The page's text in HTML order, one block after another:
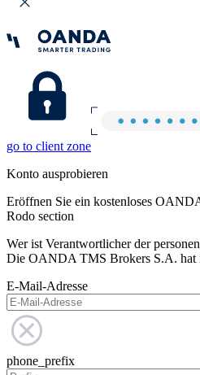
go to client zone
Konto ausprobieren
Eröffnen Sie ein kostenloses
Rodo section
Wer ist Verantwortlicher der
Die OANDA TMS Brokers S.A. hat
E-Mail-Adresse
phone_prefix